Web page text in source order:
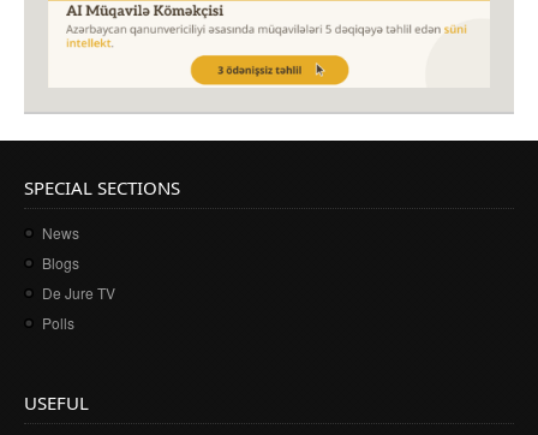
SPECIAL SECTIONS
News
Blogs
De Jure TV
Polls
USEFUL